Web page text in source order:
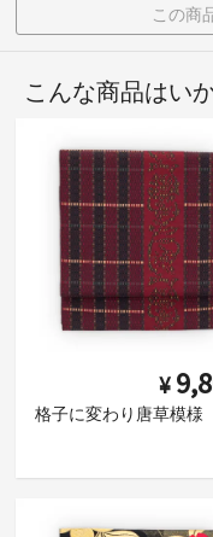
この商
こんな商品はい
¥
格子に変わり唐草模様